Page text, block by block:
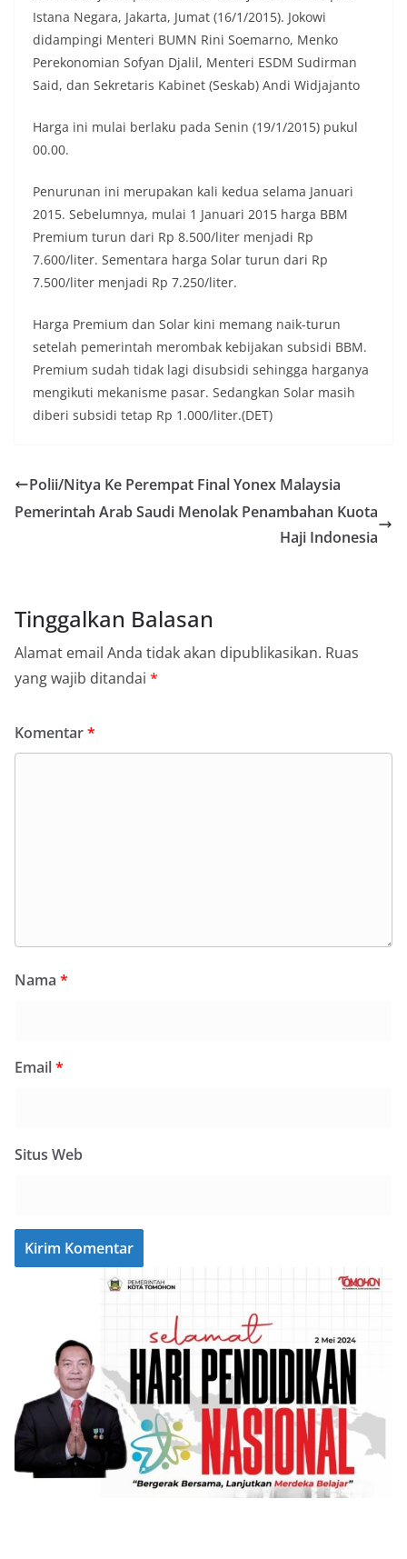
Istana Negara, Jakarta, Jumat (16/1/2015). Jokowi
didampingi Menteri BUMN Rini Soemarno, Menko
Perekonomian Sofyan Djalil, Menteri ESDM Sudirman
Said, dan Sekretaris Kabinet (Seskab) Andi Widjajanto
Harga ini mulai berlaku pada Senin (19/1/2015) pukul
00.00.
Penurunan ini merupakan kali kedua selama Januari
2015. Sebelumnya, mulai 1 Januari 2015 harga BBM
Premium turun dari Rp 8.500/liter menjadi Rp
7.600/liter. Sementara harga Solar turun dari Rp
7.500/liter menjadi Rp 7.250/liter.
Harga Premium dan Solar kini memang naik-turun
setelah pemerintah merombak kebijakan subsidi BBM.
Premium sudah tidak lagi disubsidi sehingga harganya
mengikuti mekanisme pasar. Sedangkan Solar masih
diberi subsidi tetap Rp 1.000/liter.(DET)
Polii/Nitya Ke Perempat Final Yonex Malaysia
Pemerintah Arab Saudi Menolak Penambahan Kuota
Haji Indonesia
Tinggalkan Balasan
Alamat email Anda tidak akan dipublikasikan. Ruas
yang wajib ditandai *
Komentar*
Nama *
Email*
Situs Web